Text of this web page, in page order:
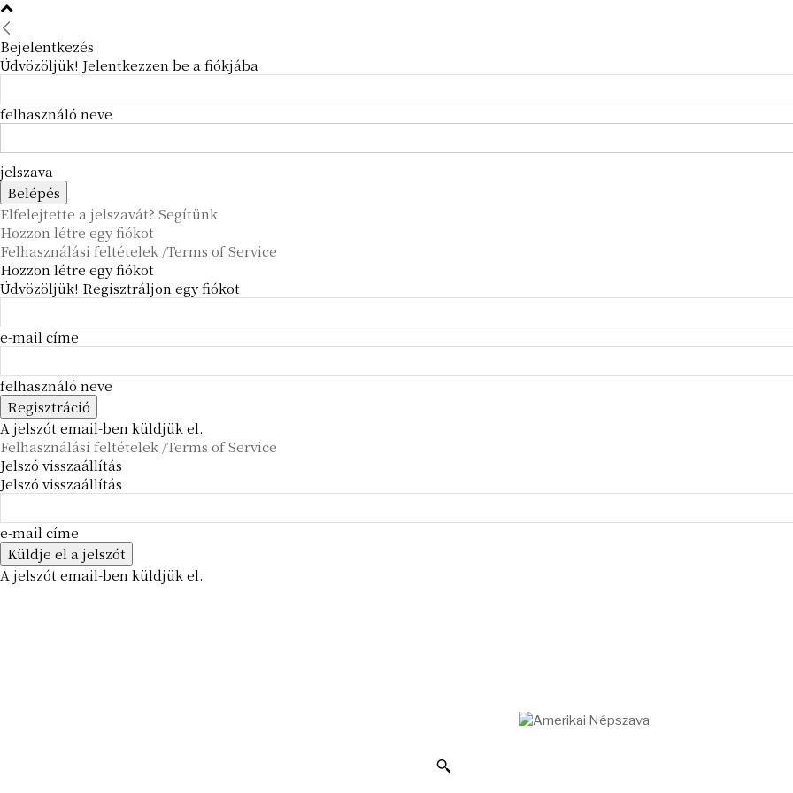
Bejelentkezés
Üdvözöljük! Jelentkezzen be a fiókjába
felhasználó neve
jelszava
Elfelejtette a jelszavát? Segítünk
Hozzon létre egy fiókot
Felhasználási feltételek /Terms of Service
Hozzon létre egy fiókot
Üdvözöljük! Regisztráljon egy fiókot
e-mail címe
felhasználó neve
A jelszót email-ben küldjük el.
Felhasználási feltételek /Terms of Service
Jelszó visszaállítás
Jelszó visszaállítás
e-mail címe
A jelszót email-ben küldjük el.